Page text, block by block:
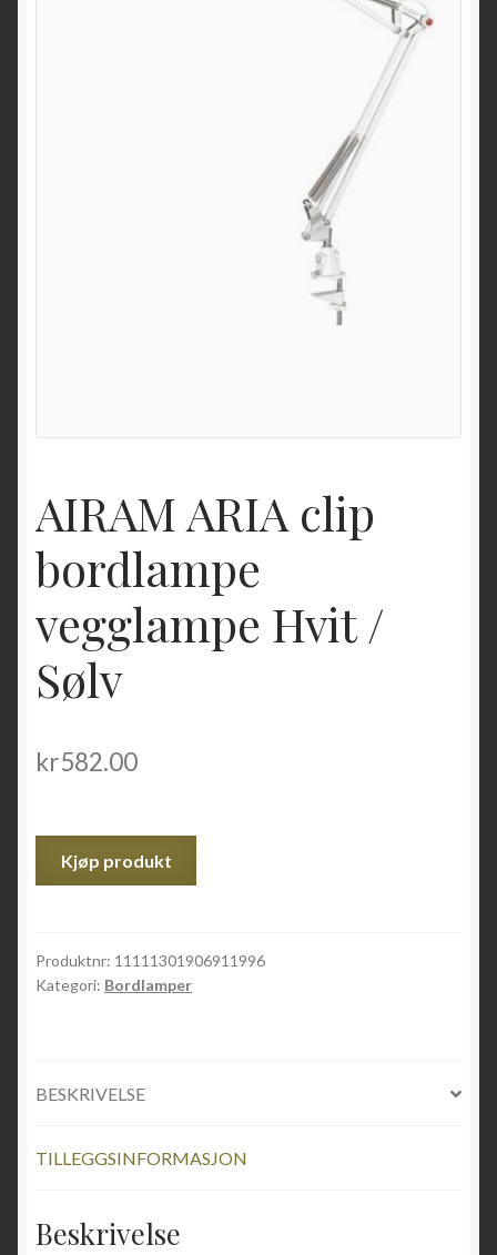
AIRAM ARIA clip
bordlampe
vegglampe Hvit /
Sølv
kr582.00
Kjøp produkt
Produktnr: 11111301906911996
Kategori: Bordlamper
BESKRIVELSE
TILLEGGSINFORMASJON
Beskrivelse